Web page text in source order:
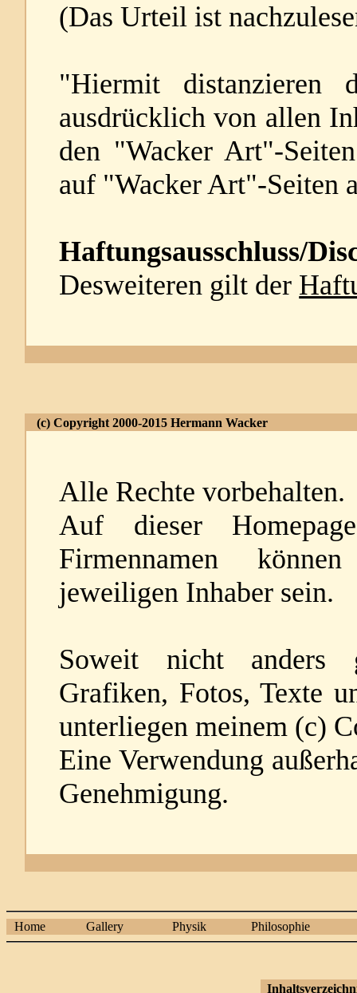
(Das Urteil ist
"Hiermit distanzieren
ausdrücklich von allen
den "Wacker Art"-
auf "Wacker Art"-Seiten
Haftungsausschluss/
Desweiteren gilt der
(c) Copyright 2000-2015 Hermann Wacker
Alle Rechte vorbehalten.
Auf dieser
Firmennamen
jeweiligen Inhaber sein.
Soweit nicht anders
Grafiken, Fotos, Texte
unterliegen meinem (c)
Eine Verwendung
Genehmigung.
Home Gallery Physik Philosophie